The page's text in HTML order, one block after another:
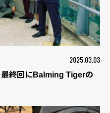
2025.03.03
最終回にBalming Tigerの